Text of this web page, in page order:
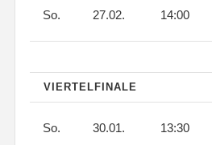
So. 27.02. 14:00
VIERTELFINALE
So. 30.01. 13:30